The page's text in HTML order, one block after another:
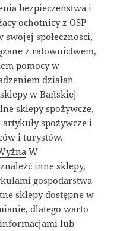
bezpieczeństwa i
ochotnicy z OSP
swojej społeczności,
z ratownictwem,
pomocy w
działań
w Bańskiej
sklepy spożywcze,
spożywcze i
i turystów.
W
inne sklepy,
gospodarstwa
sklepy dostępne w
dlatego warto
lub